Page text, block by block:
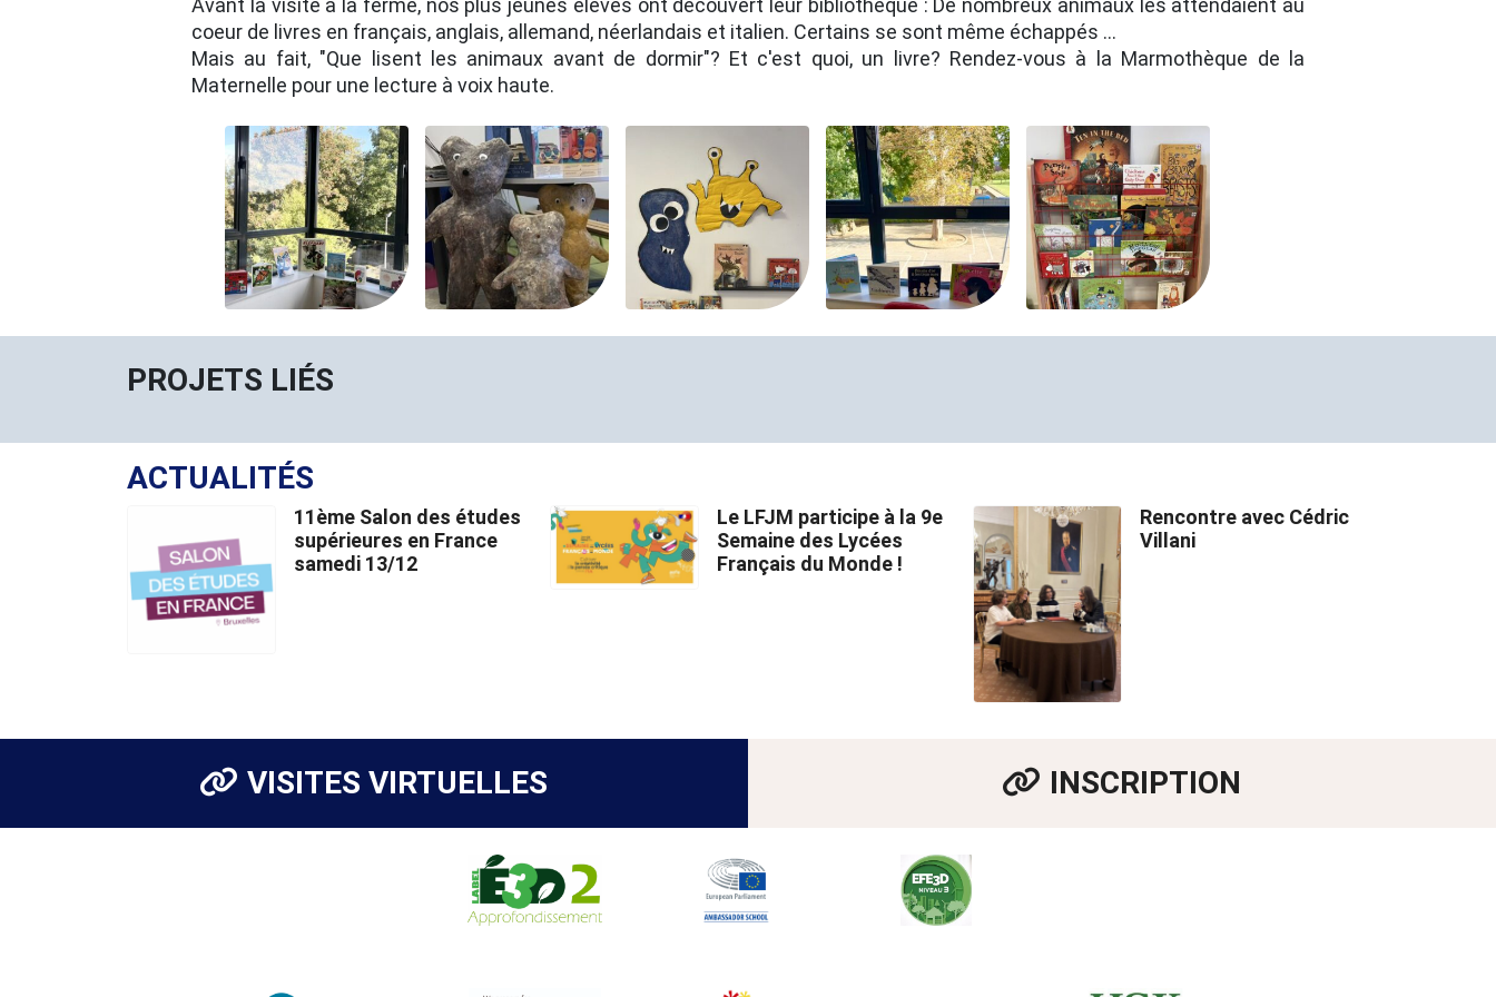
coeur de livres en français, anglais, allemand, néerlandais et italien. Certains se sont même échappés ...
Mais au fait, "Que lisent les animaux avant de dormir"? Et c'est quoi, un livre? Rendez-vous à la Marmothèque de la
Maternelle pour une lecture à voix haute.
PROJETS LIÉS
ACTUALITÉS
11ème Salon des études
supérieures en France
samedi 13/12
Le LFJM participe à la 9e
Semaine des Lycées
Français du Monde !
Rencontre avec Cédric
Villani
VISITES VIRTUELLES INSCRIPTION